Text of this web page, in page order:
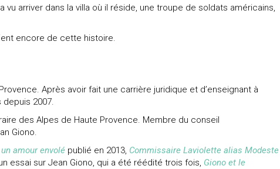
vu arriver dans la villa où il réside, une troupe de soldats américains,
encore de cette histoire.
Après avoir fait une carrière juridique et d’enseignant à
depuis 2007.
des Alpes de Haute Provence. Membre du conseil
Giono.
amour envolé publié en 2013, Commissaire Laviolette alias Modeste
essai sur Jean Giono, qui a été réédité trois fois, Giono et le